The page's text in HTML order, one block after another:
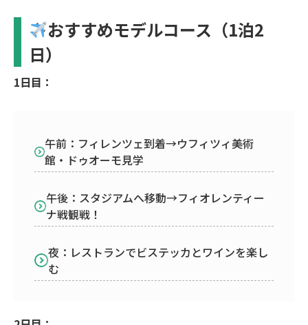
おすすめモデルコース（1泊2
日）
1日目：
午前：フィレンツェ到着→ウフィツィ美術
館・ドゥオーモ見学
午後：スタジアムへ移動→フィオレンティー
ナ戦観戦！
夜：レストランでビステッカとワインを楽し
む